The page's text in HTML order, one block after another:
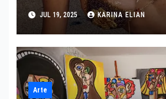
ICONO SIN EDAD
ESTEREOTIPOS
JUL 19, 2025 KARINA ELIAN
Arte